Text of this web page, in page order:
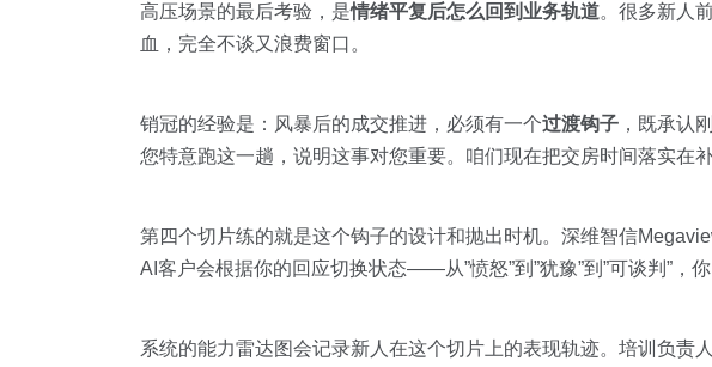
高压场景的最后考验，是情绪平复后怎么回到业务轨道。很多新人
血，完全不谈又浪费窗口。
销冠的经验是：风暴后的成交推进，必须有一个过渡钩子 ，既承认
您特意跑这一趟，说明这事对您重要。咱们现在把交房时间落实在
第四个切片练的就是这个钩子的设计和抛出时机。深维智信
AI客户会根据你的回应切换状态——从”愤怒”到”犹豫”到”可谈判”，
系统的能力雷达图会记录新人在这个切片上的表现轨迹。培训负责